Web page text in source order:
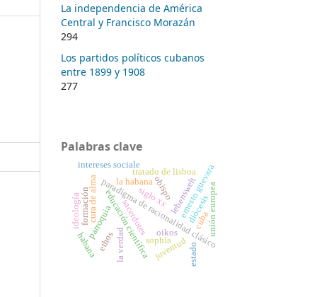
La independencia de América
Central y Francisco Morazán
294
Los partidos políticos cubanos
entre 1899 y 1908
277
Palabras clave
paradigma de racionalidad clásico
educación científica oikos
sophía
ethosla verdad
obispo
sacerdotes
parroquia
la habana
cura de alma ernesto guevara
formación
juventud
unión europea
tratado de lisboa
lebensweltdiócesis
habana estado
ideología
intereses sociale
siglo xx
cuba